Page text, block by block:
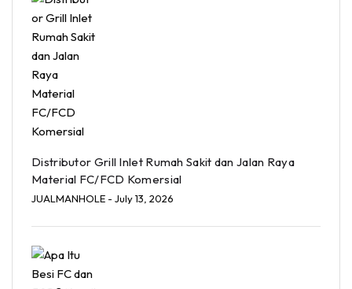
Distributor Grill Inlet Rumah Sakit dan Jalan Raya
Material FC/FCD Komersial
JUALMANHOLE - July 13, 2026